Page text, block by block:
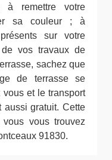
à remettre votre
sa couleur ; à
sur votre
vos travaux de
sachez que
de terrasse se
vous et le transport
aussi gratuit. Cette
vous trouvez
91830.